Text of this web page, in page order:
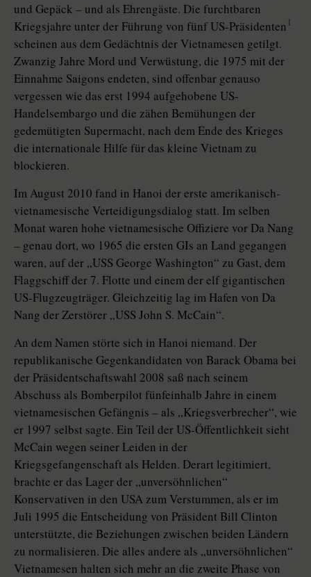
und Gepäck – und als Ehrengäste. Die furchtbaren
Kriegsjahre unter der Führung von fünf US-Präsidenten 1
scheinen aus dem Gedächtnis der Vietnamesen getilgt.
Zwanzig Jahre Mord und Verwüstung, die 1975 mit der
Einnahme Saigons endeten, sind offenbar genauso
vergessen wie das erst 1994 aufgehobene US-
Handelsembargo und die zähen Bemühungen der
gedemütigten Supermacht, nach dem Ende des Krieges
die internationale Hilfe für das kleine Vietnam zu
blockieren.
Im August 2010 fand in Hanoi der erste amerikanisch-
vietnamesische Verteidigungsdialog statt. Im selben
Monat waren hohe vietnamesische Offiziere vor Da Nang
– genau dort, wo 1965 die ersten GIs an Land gegangen
waren, auf der „USS George Washington“ zu Gast, dem
Flaggschiff der 7. Flotte und einem der elf gigantischen
US-Flugzeugträger. Gleichzeitig lag im Hafen von Da
Nang der Zerstörer „USS John S. McCain“.
An dem Namen störte sich in Hanoi niemand. Der
republikanische Gegenkandidaten von Barack Obama bei
der Präsidentschaftswahl 2008 saß nach seinem
Abschuss als Bomberpilot fünfeinhalb Jahre in einem
vietnamesischen Gefängnis – als „Kriegsverbrecher“, wie
er 1997 selbst sagte. Ein Teil der US-Öffentlichkeit sieht
McCain wegen seiner Leiden in der
Kriegsgefangenschaft als Helden. Derart legitimiert,
brachte er das Lager der „unversöhnlichen“
Konservativen in den USA zum Verstummen, als er im
Juli 1995 die Entscheidung von Präsident Bill Clinton
unterstützte, die Beziehungen zwischen beiden Ländern
zu normalisieren. Die alles andere als „unversöhnlichen“
Vietnamesen halten sich mehr an die zweite Phase von